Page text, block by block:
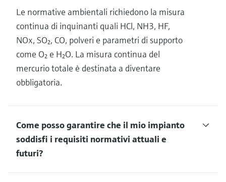
Le normative ambientali richiedono la misura
continua di inquinanti quali HCl, NH3, HF,
NOx, SO₂, CO, polveri e parametri di supporto
come O₂ e H₂O. La misura continua del
mercurio totale è destinata a diventare
obbligatoria.
Come posso garantire che il mio impianto
soddisfi i requisiti normativi attuali e
futuri?